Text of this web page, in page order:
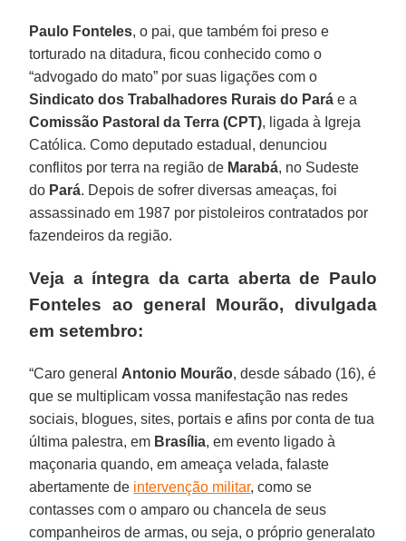
Paulo Fonteles, o pai, que também foi preso e
torturado na ditadura, ficou conhecido como o
“advogado do mato” por suas ligações com o
Sindicato dos Trabalhadores Rurais do Pará e a
Comissão Pastoral da Terra (CPT), ligada à Igreja
Católica. Como deputado estadual, denunciou
conflitos por terra na região de Marabá, no Sudeste
do Pará. Depois de sofrer diversas ameaças, foi
assassinado em 1987 por pistoleiros contratados por
fazendeiros da região.
Veja a íntegra da carta aberta de Paulo
Fonteles ao general Mourão, divulgada
em setembro:
“Caro general Antonio Mourão, desde sábado (16), é
que se multiplicam vossa manifestação nas redes
sociais, blogues, sites, portais e afins por conta de tua
última palestra, em Brasília, em evento ligado à
maçonaria quando, em ameaça velada, falaste
abertamente de intervenção militar, como se
contasses com o amparo ou chancela de seus
companheiros de armas, ou seja, o próprio generalato